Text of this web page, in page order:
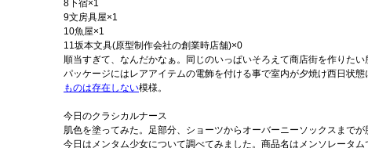
8下宿×1
9文房具屋×1
10魚屋×1
11坂本文具(原型制作会社の創業時店舗)×0
順当すぎて、なんだかなぁ。同じのいっぱいそろえて商店街を作りたい
パッケージにはレアアイテムの電飾を付ける事で室内が夕焼け西日状
ものは存在しない模様。
今日のクラシカルナース
肌色を塗ってみた。足部分、ショーツからオーバーニーソックスまで
今日はメンタム少女について調べてみました。商品名はメンソレータム